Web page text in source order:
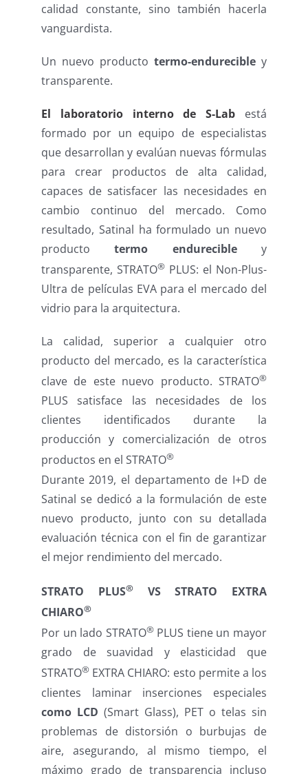
calidad constante, sino también hacerla
vanguardista.
Un nuevo productotermo-endurecible y
transparente.
El laboratorio interno de S-Lab está
formado por un equipo de especialistas
que desarrollan y evalúan nuevas fórmulas
para crear productos de alta calidad,
capaces de satisfacer las necesidades en
cambio continuo del mercado. Como
resultado, Satinal ha formulado un nuevo
productotermo endurecibley
transparente, STRATO® PLUS: el Non-Plus-
Ultra de películas EVA para el mercado del
vidrio para la arquitectura.
La calidad, superior a cualquier otro
producto del mercado, es la característica
clave de este nuevo producto. STRATO®
PLUS satisface las necesidades de los
clientes identificados durante la
producción y comercialización de otros
productos en el STRATO®
Durante 2019, el departamento de I+D de
Satinal se dedicó a la formulación de este
nuevo producto, junto con su detallada
evaluación técnica con el fin de garantizar
el mejor rendimiento del mercado.
STRATO PLUS®VS STRATO EXTRA
CHIARO®
Por un lado STRATO®PLUS tiene un mayor
grado de suavidad y elasticidad que
STRATO®EXTRA CHIARO: esto permite a los
clientes laminar inserciones especiales
como LCD (Smart Glass), PET o telas sin
problemas de distorsión o burbujas de
aire, asegurando, al mismo tiempo, el
máximo grado de transparencia incluso